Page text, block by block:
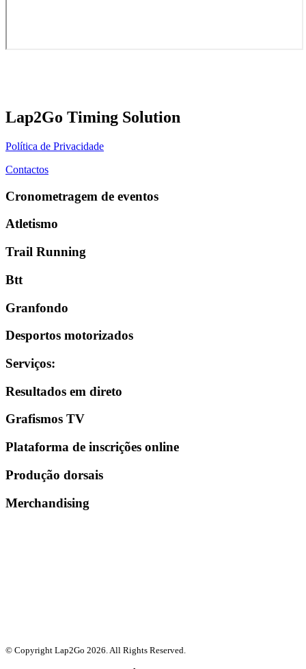
Lap2Go Timing Solution
Política de Privacidade
Contactos
Cronometragem de eventos
Atletismo
Trail Running
Btt
Granfondo
Desportos motorizados
Serviços:
Resultados em direto
Grafismos TV
Plataforma de inscrições online
Produção dorsais
Merchandising
© Copyright Lap2Go 2026. All Rights Reserved.